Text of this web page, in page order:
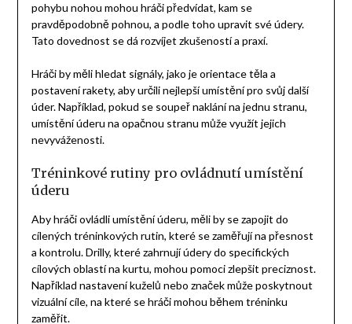
pohybu nohou mohou hráči předvídat, kam se
pravděpodobně pohnou, a podle toho upravit své údery.
Tato dovednost se dá rozvíjet zkušeností a praxí.
Hráči by měli hledat signály, jako je orientace těla a
postavení rakety, aby určili nejlepší umístění pro svůj další
úder. Například, pokud se soupeř naklání na jednu stranu,
umístění úderu na opačnou stranu může využít jejich
nevyváženosti.
Tréninkové rutiny pro ovládnutí umístění
úderu
Aby hráči ovládli umístění úderu, měli by se zapojit do
cílených tréninkových rutin, které se zaměřují na přesnost
a kontrolu. Drilly, které zahrnují údery do specifických
cílových oblastí na kurtu, mohou pomoci zlepšit preciznost.
Například nastavení kuželů nebo značek může poskytnout
vizuální cíle, na které se hráči mohou během tréninku
zaměřit.